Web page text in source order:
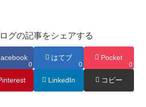
グの記事をシェアする
0
はてブ
0
Pocket
0
LinkedIn コピー